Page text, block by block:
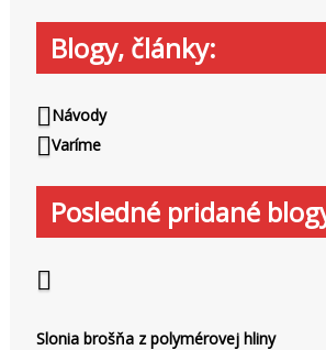
Blogy, články:
Návody
Varíme
Posledné pridané
Slonia brošňa z polymérovej hliny